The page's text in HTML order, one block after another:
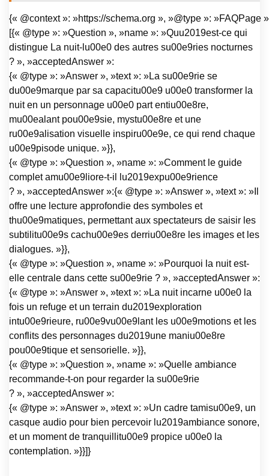
{« @context »: »https://schema.org », »@type »: »FAQPage
[{« @type »: »Question », »name »: »Quu2019est-ce qui
distingue La nuit-lu00e0 des autres su00e9ries nocturnes
? », »acceptedAnswer »:
{« @type »: »Answer », »text »: »La su00e9rie se
du00e9marque par sa capacitu00e9 u00e0 transformer la
nuit en un personnage u00e0 part entiu00e8re,
mu00ealant pou00e9sie, mystu00e8re et une
ru00e9alisation visuelle inspiru00e9e, ce qui rend chaque
u00e9pisode unique. »}},
{« @type »: »Question », »name »: »Comment le guide
complet amu00e9liore-t-il lu2019expu00e9rience
? », »acceptedAnswer »:{« @type »: »Answer », »text »: »Il
offre une lecture approfondie des symboles et
thu00e9matiques, permettant aux spectateurs de saisir les
subtilitu00e9s cachu00e9es derriu00e8re les images et les
dialogues. »}},
{« @type »: »Question », »name »: »Pourquoi la nuit est-
elle centrale dans cette su00e9rie ? », »acceptedAnswer »:
{« @type »: »Answer », »text »: »La nuit incarne u00e0 la
fois un refuge et un terrain du2019exploration
intu00e9rieure, ru00e9vu00e9lant les u00e9motions et les
conflits des personnages du2019une maniu00e8re
pou00e9tique et sensorielle. »}},
{« @type »: »Question », »name »: »Quelle ambiance
recommande-t-on pour regarder la su00e9rie
? », »acceptedAnswer »:
{« @type »: »Answer », »text »: »Un cadre tamisu00e9, un
casque audio pour bien percevoir lu2019ambiance sonore,
et un moment de tranquillitu00e9 propice u00e0 la
contemplation. »}}]}